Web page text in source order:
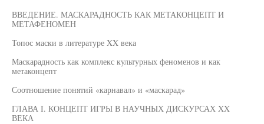
ВВЕДЕНИЕ. МАСКАРАДНОСТЬ КАК МЕТАКОНЦЕПТ И
МЕТАФЕНОМЕН
Топос маски в литературе XX века
Маскарадность как комплекс культурных феноменов и как
метаконцепт
Соотношение понятий «карнавал» и «маскарад»
ГЛАВА I. КОНЦЕПТ ИГРЫ В НАУЧНЫХ ДИСКУРСАХ XX
ВЕКА